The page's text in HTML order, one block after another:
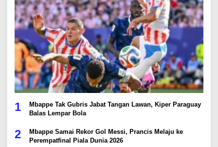
1
Mbappe Tak Gubris Jabat Tangan Lawan, Kiper Paraguay
Balas Lempar Bola
2
Mbappe Samai Rekor Gol Messi, Prancis Melaju ke
Perempatfinal Piala Dunia 2026